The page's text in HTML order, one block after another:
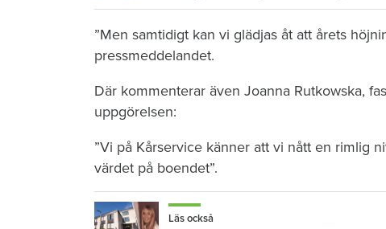
”Men samtidigt kan vi glädjas åt att årets
pressmeddelandet.
Där kommenterar även Joanna Rutkowska,
uppgörelsen:
”Vi på Kårservice känner att vi nått en rimlig
värdet på boendet”.
Läs också